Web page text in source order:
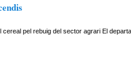
pel rebuig del sector agrari El